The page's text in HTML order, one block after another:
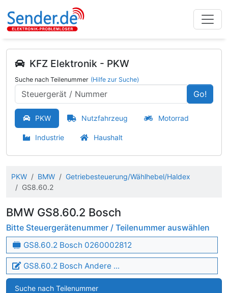
KFZ Elektronik - PKW
Suche nach Teilenummer (Hilfe zur Suche)
Go!
PKW Nutzfahrzeug Motorrad
Industrie Haushalt
PKW BMW
Getriebesteuerung/Wählhebel/Haldex
GS8.60.2
BMW GS8.60.2 Bosch
Bitte Steuergerätenummer / Teilenummer auswählen
GS8.60.2 Bosch 0260002812
GS8.60.2 Bosch Andere ...
Suche nach Teilenummer